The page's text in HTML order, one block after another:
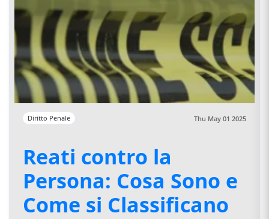
Diritto Penale Thu May 01 2025
Reati contro la
Persona: Cosa Sono e
Come si Classificano